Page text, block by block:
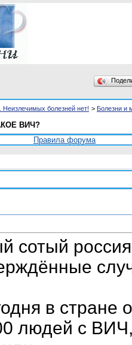
болезней нет! > Болезни и
ВИЧ?
Правила форума
сотый
в стране
людей с